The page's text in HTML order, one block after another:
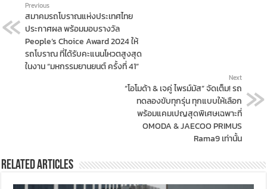
Previous
สมาคมรถโบราณแห่งประเทศไทย
ประกาศผล พร้อมมอบรางวัล
People’s Choice Award 2024 ให้
รถโบราณ ที่ได้รับคะแนนโหวตสูงสุด
ในงาน “มหกรรมยานยนต์ ครั้งที่ 41”
Next
“โอโมด้า & เจคู่ ไพรม์มัส” จัดเต็ม! รถ
ทดลองขับทุกรุ่น ทุกแบบให้เลือก
พร้อมแคมเปญสุดพิเศษเฉพาะที่
OMODA & JAECOO PRIMUS
Rama9 เท่านั้น
Related Articles